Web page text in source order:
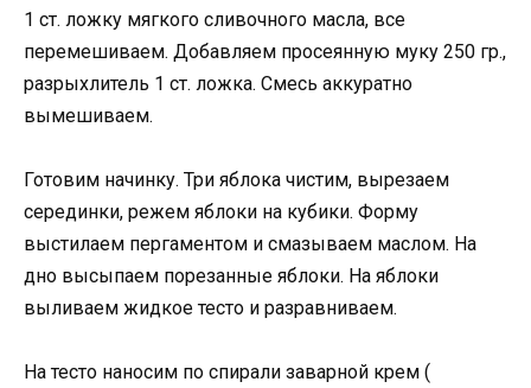
1 ст. ложку мягкого сливочного масла, все
перемешиваем. Добавляем просеянную муку 250 гр.,
разрыхлитель 1 ст. ложка. Смесь аккуратно
вымешиваем.
Готовим начинку. Три яблока чистим, вырезаем
серединки, режем яблоки на кубики. Форму
выстилаем пергаментом и смазываем маслом. На
дно высыпаем порезанные яблоки. На яблоки
выливаем жидкое тесто и разравниваем.
На тесто наносим по спирали заварной крем (